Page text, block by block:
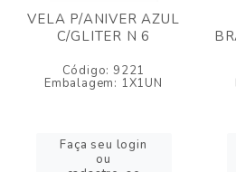
VELA P/ANIVER AZUL
C/GLITER N 6
Código: 9221
Embalagem: 1X1UN
Faça seu login
ou